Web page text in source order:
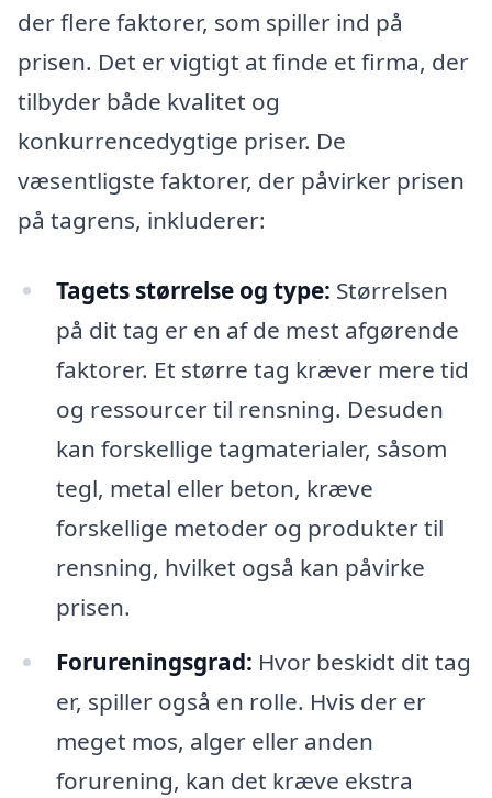
der flere faktorer, som spiller ind på
prisen. Det er vigtigt at finde et firma, der
tilbyder både kvalitet og
konkurrencedygtige priser. De
væsentligste faktorer, der påvirker prisen
på tagrens, inkluderer:
Tagets størrelse og type: Størrelsen
på dit tag er en af de mest afgørende
faktorer. Et større tag kræver mere tid
og ressourcer til rensning. Desuden
kan forskellige tagmaterialer, såsom
tegl, metal eller beton, kræve
forskellige metoder og produkter til
rensning, hvilket også kan påvirke
prisen.
Forureningsgrad: Hvor beskidt dit tag
er, spiller også en rolle. Hvis der er
meget mos, alger eller anden
forurening, kan det kræve ekstra